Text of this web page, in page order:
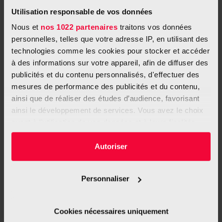
Utilisation responsable de vos données
Nous et nos 1022 partenaires traitons vos données
personnelles, telles que votre adresse IP, en utilisant des
technologies comme les cookies pour stocker et accéder
à des informations sur votre appareil, afin de diffuser des
publicités et du contenu personnalisés, d'effectuer des
mesures de performance des publicités et du contenu,
ainsi que de réaliser des études d’audience, favorisant
ainsi le développement de services. Vous avez le choix
Vous pouvez modifier ou retirer votre consentement à
tout moment en consultant la Déclaration relative aux
cookies ou en cliquant sur l'icône de confidentialité.
Si vous le permettez, nous aimerions également :
géographique qui peuvent être précises à plusieurs
Autoriser
Personnaliser
Cookies nécessaires uniquement
Évènement
Workshop pour patients : Retourner au travail
Après un cancer, reprendre le travail soulève souvent des
questions profondes : ai-je encore l’énergie ? Est-ce que...